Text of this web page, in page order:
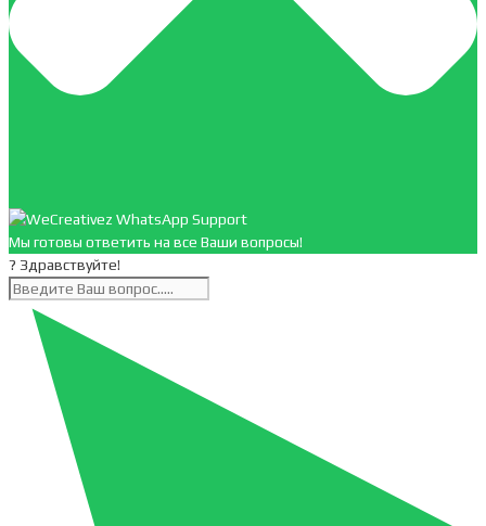
Мы готовы ответить на все Ваши вопросы!
? Здравствуйте!